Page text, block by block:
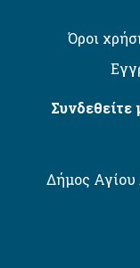
Όροι
Συνδεθείτε
Δήμος